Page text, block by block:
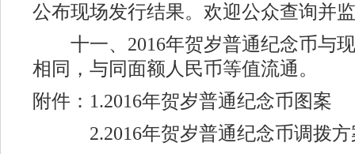
公布现场发行结果。欢迎公众查询并
十一、2016年贺岁普通纪念币与
相同，与同面额人民币等值流通。
附件：1.2016年贺岁普通纪念币图案
2.2016年贺岁普通纪念币调拨方